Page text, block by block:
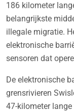
186 kilometer
belangrijkste
illegale migratie.
elektronische
sensoren dat
De elektronische
grensrivieren
47-kilometer